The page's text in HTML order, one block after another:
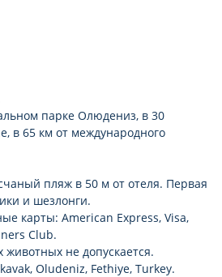
парке Олюдениз, в 30
в 65 км от международного
пляж в 50 м от отеля. Первая
и шезлонги.
карты: American Express, Visa,
Club.
не допускается.
Oludeniz, Fethiye, Turkey.